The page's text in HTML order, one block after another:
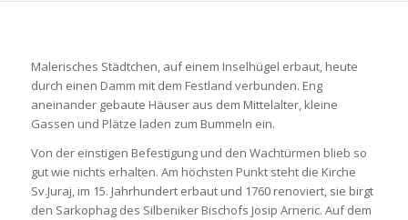
Malerisches Städtchen, auf einem Inselhügel erbaut, heute
durch einen Damm mit dem Festland verbunden. Eng
aneinander gebaute Häuser aus dem Mittelalter, kleine
Gassen und Plätze laden zum Bummeln ein.
Von der einstigen Befestigung und den Wachtürmen blieb so
gut wie nichts erhalten. Am höchsten Punkt steht die Kirche
Sv.Juraj, im 15. Jahrhundert erbaut und 1760 renoviert, sie birgt
den Sarkophag des Silbeniker Bischofs Josip Arneric. Auf dem